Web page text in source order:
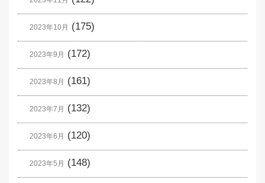
2023年10月 (175)
2023年9月 (172)
2023年8月 (161)
2023年7月 (132)
2023年6月 (120)
2023年5月 (148)